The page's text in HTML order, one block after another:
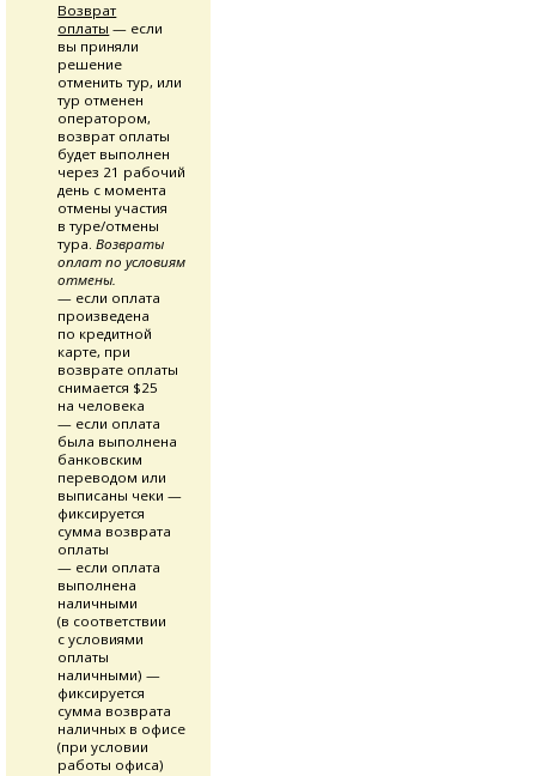
Возврат
оплаты — если
вы приняли
решение
отменить тур, или
тур отменен
оператором,
возврат оплаты
будет выполнен
через 21 рабочий
день с момента
отмены участия
в туре/отмены
тура.Возвраты
оплат по условиям
отмены.
— если оплата
произведена
по кредитной
карте, при
возврате оплаты
снимается $25
на человека
— если оплата
была выполнена
банковским
переводом или
выписаны чеки —
фиксируется
сумма возврата
оплаты
— если оплата
выполнена
наличными
(в соответствии
с условиями
оплаты
наличными) —
фиксируется
сумма возврата
наличных в офисе
(при условии
работы офиса)